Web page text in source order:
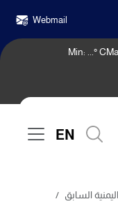
Webmail
Min: ° C
EN
السابق